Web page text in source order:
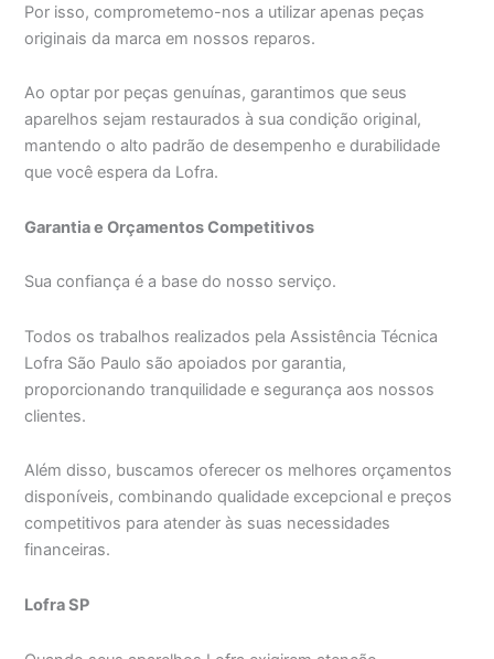
Por isso, comprometemo-nos a utilizar apenas peças
originais da marca em nossos reparos.
Ao optar por peças genuínas, garantimos que seus
aparelhos sejam restaurados à sua condição original,
mantendo o alto padrão de desempenho e durabilidade
que você espera da Lofra.
Garantia e Orçamentos Competitivos
Sua confiança é a base do nosso serviço.
Todos os trabalhos realizados pela Assistência Técnica
Lofra São Paulo são apoiados por garantia,
proporcionando tranquilidade e segurança aos nossos
clientes.
Além disso, buscamos oferecer os melhores orçamentos
disponíveis, combinando qualidade excepcional e preços
competitivos para atender às suas necessidades
financeiras.
Lofra SP